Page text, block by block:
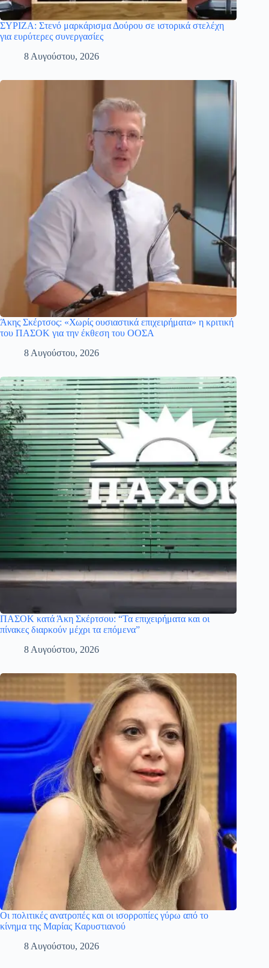
ΣΥΡΙΖΑ: Στενό μαρκάρισμα Δούρου σε ιστορικά στελέχη
για ευρύτερες συνεργασίες
8 Αυγούστου, 2026
Άκης Σκέρτσος: «Χωρίς ουσιαστικά επιχειρήματα» η κριτική
του ΠΑΣΟΚ για την έκθεση του ΟΟΣΑ
8 Αυγούστου, 2026
ΠΑΣΟΚ κατά Άκη Σκέρτσου: “Τα επιχειρήματα και οι
πίνακες διαρκούν μέχρι τα επόμενα”
8 Αυγούστου, 2026
Οι πολιτικές ανατροπές και οι ισορροπίες γύρω από το
κίνημα της Μαρίας Καρυστιανού
8 Αυγούστου, 2026